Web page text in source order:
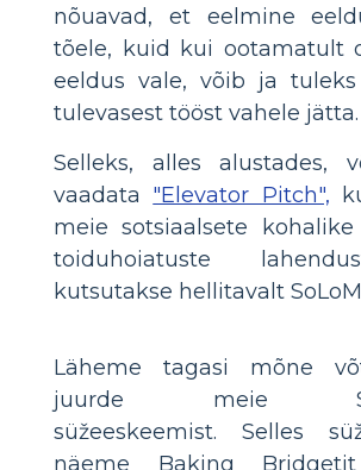
nõuavad, et eelmine
tõele, kuid kui ootamatult
eeldus vale, võib ja
tulevasest tööst vahele jätta.
Selleks, alles alustades,
vaadata "Elevator Pitch",
meie sotsiaalsete
toiduhoiatuste
kutsutakse hellitavalt
Läheme tagasi mõne
juurde meie
süžeeskeemist. Selles
näeme Baking